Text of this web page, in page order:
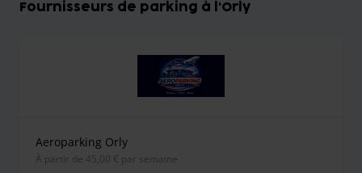
Fournisseurs de parking à l'Orly
Aeroparking Orly
À partir de 45,00 € par semaine